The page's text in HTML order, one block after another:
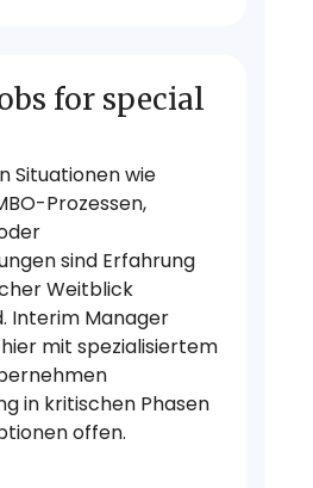
for special
Situationen wie
Prozessen,
sind Erfahrung
Weitblick
Interim Manager
mit spezialisiertem
in kritischen Phasen
offen.